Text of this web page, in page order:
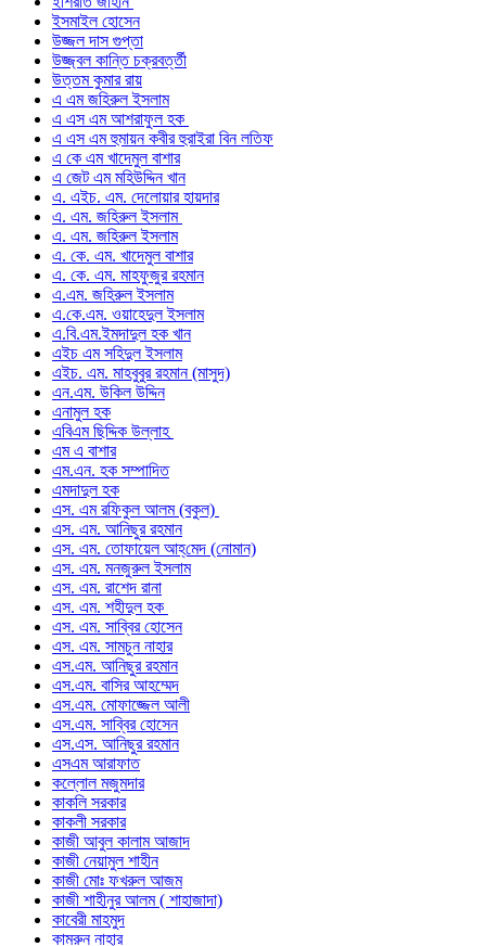
ইসমাইল হোসেন
উজ্জল দাস গুপ্তা
উজ্জ্বল কান্তি চক্রবর্ত্তী
উত্তম কুমার রায়
এ এম জহিরুল ইসলাম
এ এস এম আশরাফুল হক
এ এস এম হুমায়ন কবীর হুরাইরা বিন লতিফ
এ কে এম খাদেমুল বাশার
এ জেট এম মহিউদ্দিন খান
এ. এইচ. এম. দেলোয়ার হায়দার
এ. এম. জহিরুল ইসলাম
এ. এম. জহিরুল ইসলাম
এ. কে. এম. খাদেমুল বাশার
এ. কে. এম. মাহফুজুর রহমান
এ.এম. জহিরুল ইসলাম
এ.কে.এম. ওয়াহেদুল ইসলাম
এ.বি.এম.ইমদাদুল হক খান
এইচ এম সহিদুল ইসলাম
এইচ. এম. মাহবুবুর রহমান (মাসুদ)
এন.এম. উকিল উদ্দিন
এনামুল হক
এবিএম ছিদ্দিক উল্লাহ
এম এ বাশার
এম.এন. হক সম্পাদিত
এমদাদুল হক
এস. এম রফিকুল আলম (বকুল)
এস. এম. আনিছুর রহমান
এস. এম. তোফায়েল আহ্‌মেদ (নোমান)
এস. এম. মনজুরুল ইসলাম
এস. এম. রাশেদ রানা
এস. এম. শহীদুল হক
এস. এম. সাব্বির হোসেন
এস. এম. সামচুন নাহার
এস.এম. আনিছুর রহমান
এস.এম. বাসির আহম্মেদ
এস.এম. মোফাজ্জেল আলী
এস.এম. সাব্বির হোসেন
এস.এস. আনিছুর রহমান
এসএম আরাফাত
কল্লোল মজুমদার
কাকলি সরকার
কাকলী সরকার
কাজী আবুল কালাম আজাদ
কাজী নেয়ামুল শাহীন
কাজী মোঃ ফখরুল আজম
কাজী শাহীনুর আলম ( শাহাজাদা)
কাবেরী মাহমুদ
কামরুন নাহার